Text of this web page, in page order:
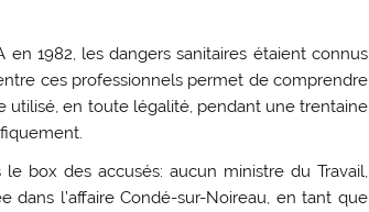
1982, les dangers sanitaires étaient connus
ces professionnels permet de comprendre
en toute légalité, pendant une trentaine
box des accusés: aucun ministre du Travail,
l’affaire Condé-sur-Noireau, en tant que